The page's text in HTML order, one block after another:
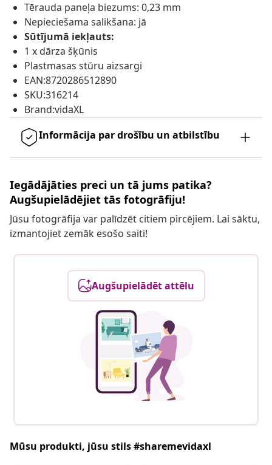
Tērauda paneļa biezums: 0,23 mm
Nepieciešama salikšana: jā
Sūtījumā iekļauts:
1 x dārza šķūnis
Plastmasas stūru aizsargi
EAN:8720286512890
SKU:316214
Brand:vidaXL
Informācija par drošību un atbilstību
Iegādājāties preci un tā jums patika?
Augšupielādējiet tās fotogrāfiju!
Jūsu fotogrāfija var palīdzēt citiem pircējiem. Lai sāktu,
izmantojiet zemāk esošo saiti!
Augšupielādēt attēlu
Mūsu produkti, jūsu stils #sharemevidaxl